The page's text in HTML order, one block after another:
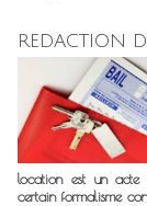
REDACTION
location est un acte
certain formalisme